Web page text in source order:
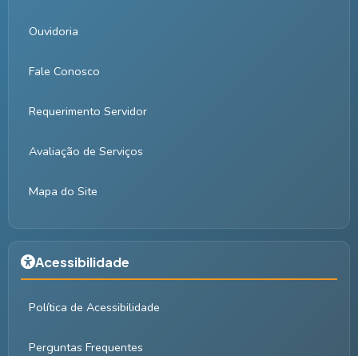
Ouvidoria
Fale Conosco
Requerimento Servidor
Avaliação de Serviços
Mapa do Site
Acessibilidade
Política de Acessibilidade
Perguntas Frequentes